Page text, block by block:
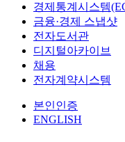
경제통계시스템
금융·경제 스냅샷
전자도서관
디지털아카이브
채용
전자계약시스템
본인인증
ENGLISH